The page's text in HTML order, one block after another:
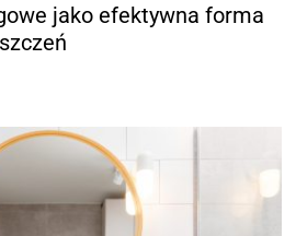
jako efektywna forma